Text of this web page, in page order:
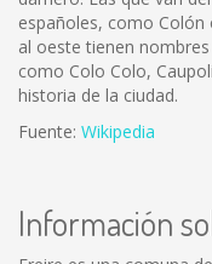
españoles, como Colón
al oeste tienen
como Colo Colo,
historia de la ciudad.
Fuente: Wikipedia
Información